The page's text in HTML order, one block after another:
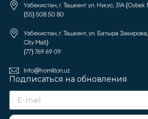
Узбекистан, г. Ташкент ул. Нукус, 31А (Oybek
(55) 508 50 80
Узбекистан, г. Ташкент, ул. Батыра
City Mall)
(77) 769 69 09
Info@homilton.uz
Подписаться на обновления